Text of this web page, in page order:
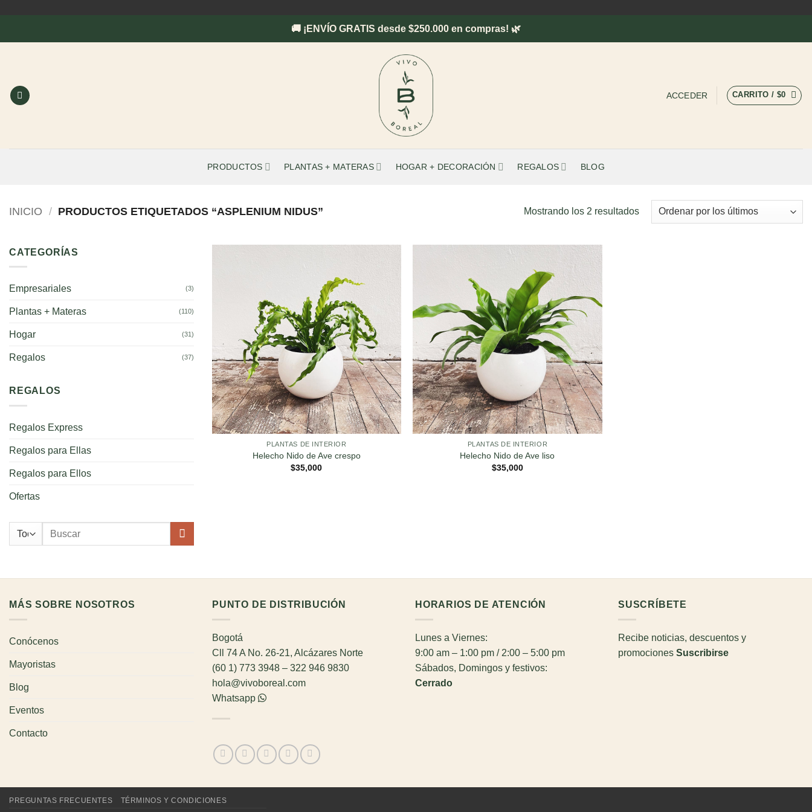
🚚 ¡ENVÍO GRATIS desde $250.000 en compras! 🌿
ACCEDER CARRITO / $0
PRODUCTOS PLANTAS + MATERAS HOGAR + DECORACIÓN REGALOS BLOG
INICIO / PRODUCTOS ETIQUETADOS “ASPLENIUM NIDUS” Mostrando los 2 resultadosOrdenado
por
CATEGORÍAS
Empresariales (3)
Plantas + Materas (110)
Hogar (31)
Regalos (37)
REGALOS
Regalos Express
Regalos para Ellas
Regalos para Ellos
Ofertas
Buscar
PLANTAS DE INTERIOR
Helecho Nido de Ave crespo
$35,000
PLANTAS DE INTERIOR
Helecho Nido de Ave liso
$35,000
MÁS SOBRE NOSOTROS
Conócenos
Mayoristas
Blog
Eventos
Contacto
PUNTO DE DISTRIBUCIÓN
Bogotá
Cll 74 A No. 26-21, Alcázares Norte
(60 1) 773 3948 – 322 946 9830
hola@vivoboreal.com
Whatsapp
HORARIOS DE ATENCIÓN
Lunes a Viernes:
9:00 am – 1:00 pm / 2:00 – 5:00 pm
Sábados, Domingos y festivos:
Cerrado
SUSCRÍBETE
Recibe noticias, descuentos y
promociones Suscribirse
PREGUNTAS FRECUENTES TÉRMINOS Y CONDICIONES